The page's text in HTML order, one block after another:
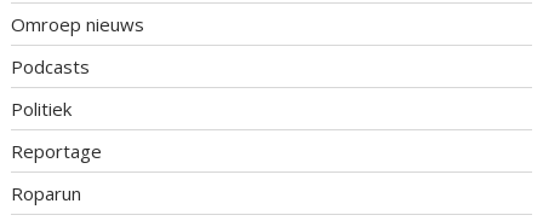
Omroep nieuws
Podcasts
Politiek
Reportage
Roparun